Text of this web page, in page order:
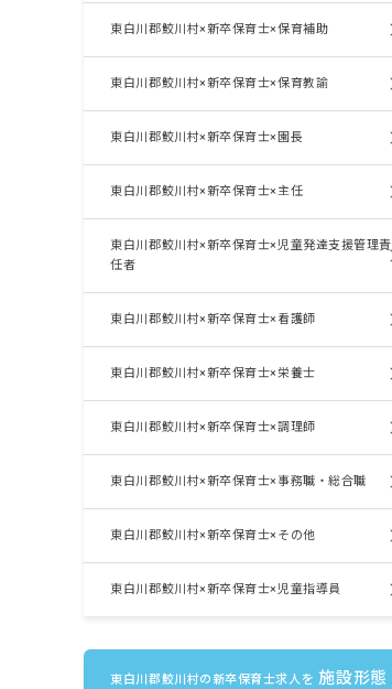
東白川郡鮫川村×新卒保育士×保育補助
東白川郡鮫川村×新卒保育士×保育教諭
東白川郡鮫川村×新卒保育士×園長
東白川郡鮫川村×新卒保育士×主任
東白川郡鮫川村×新卒保育士×児童発達支援管理責
任者
東白川郡鮫川村×新卒保育士×看護師
東白川郡鮫川村×新卒保育士×栄養士
東白川郡鮫川村×新卒保育士×調理師
東白川郡鮫川村×新卒保育士×事務職・総合職
東白川郡鮫川村×新卒保育士×その他
東白川郡鮫川村×新卒保育士×児童指導員
東白川郡鮫川村の新卒保育士求人を 施設形態